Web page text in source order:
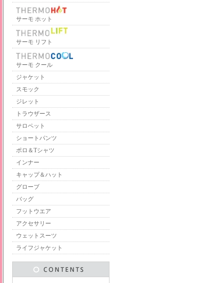
サーモ ホット
サーモ リフト
サーモ クール
ジャケット
スモック
ジレット
トラウザース
サロペット
ショートパンツ
ポロ＆Tシャツ
インナー
キャップ＆ハット
グローブ
バッグ
フットウエア
アクセサリー
ウェットスーツ
ライフジャケット